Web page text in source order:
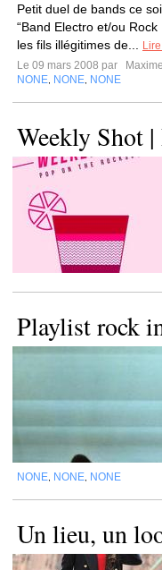
Petit duel de bands ce
“Band Electro et/ou
les fils illégitimes de...
Le 09 mars 2008 par
NONE NONE NONE
Weekly Shot
Playlist rock
NONE NONE NONE
Un lieu, un